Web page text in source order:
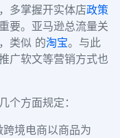
，多掌握开实体店政策
要。亚马逊总流量关
类似 的淘宝。与此
广软文等营销方式也
个方面规定：
境电商以商品为